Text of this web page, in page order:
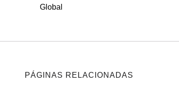
Global
PÁGINAS RELACIONADAS